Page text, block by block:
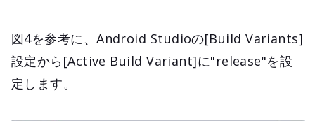
図4を参考に、Android Studioの[Build Variants]
設定から[Active Build Variant]に"release"を設
定します。